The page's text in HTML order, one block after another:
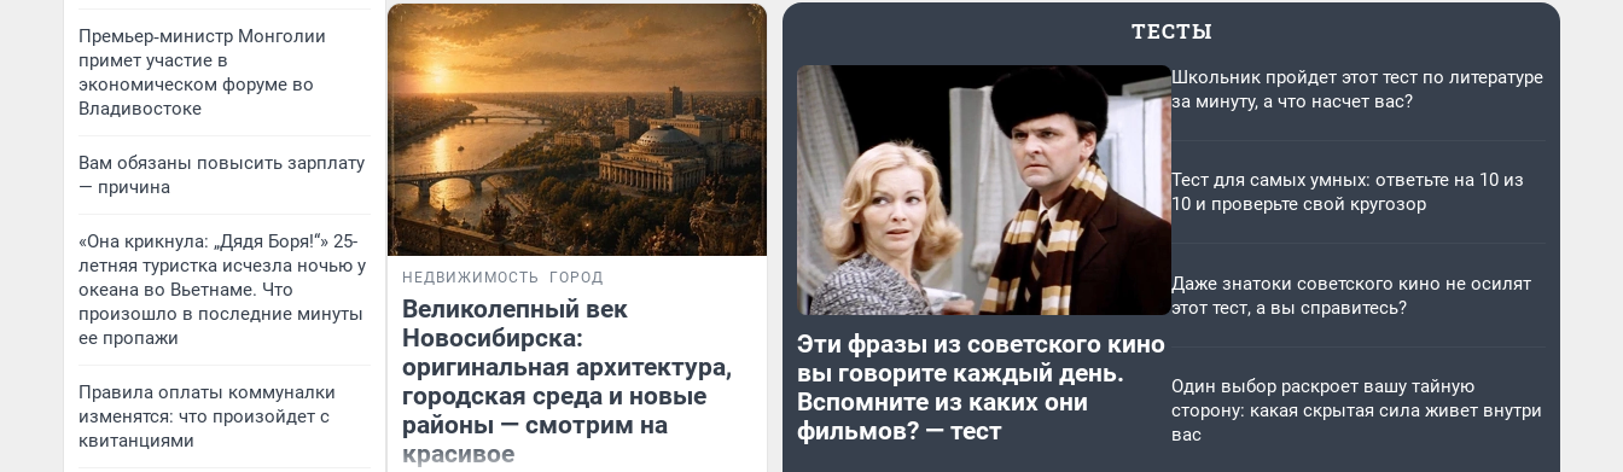
Премьер‑министр Монголии
примет участие в
экономическом форуме во
Владивостоке
Вам обязаны повысить зарплату
— причина
«Она крикнула: „Дядя Боря!“» 25-
летняя туристка исчезла ночью у
океана во Вьетнаме. Что
произошло в последние минуты
ее пропажи
Правила оплаты коммуналки
изменятся: что произойдет с
квитанциями
НЕДВИЖИМОСТЬ ГОРОД
Великолепный век
Новосибирска:
оригинальная архитектура,
городская среда и новые
районы — смотрим на
красивое
ТЕСТЫ
Эти фразы из советского кино
вы говорите каждый день.
Вспомните из каких они
фильмов? — тест
Школьник пройдет этот тест по литературе
за минуту, а что насчет вас?
Тест для самых умных: ответьте на 10 из
10 и проверьте свой кругозор
Даже знатоки советского кино не осилят
этот тест, а вы справитесь?
Один выбор раскроет вашу тайную
сторону: какая скрытая сила живет внутри
вас